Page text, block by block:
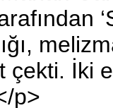
çekti. İki
p>